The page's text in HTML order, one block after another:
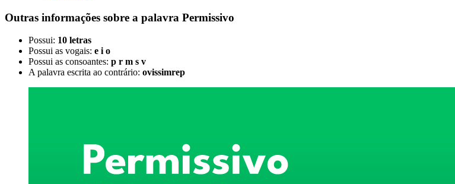
Outras informações sobre a palavra Permissivo
Possui: 10 letras
Possui as vogais: e i o
Possui as consoantes: p r m s v
A palavra escrita ao contrário: ovissimrep